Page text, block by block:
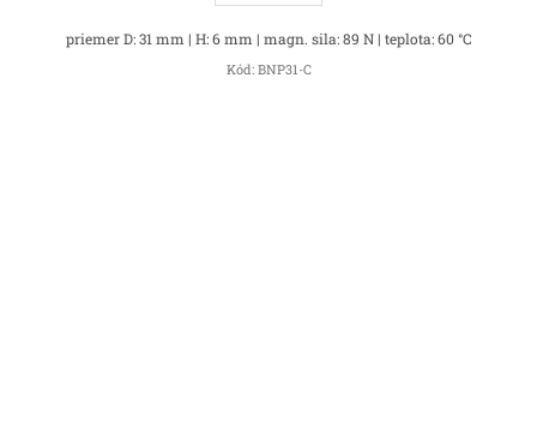
priemer D: 31 mm | H: 6 mm | magn. sila: 89 N | teplota: 60 °C
Kód: BNP31-C